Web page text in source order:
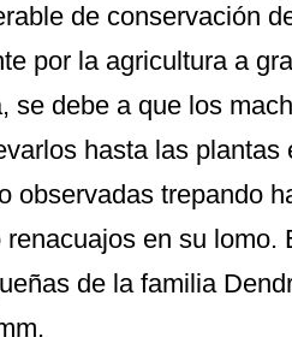
de conservación
por la agricultura a
se debe a que los
hasta las
observadas trepando
renacuajos en su
de la familia